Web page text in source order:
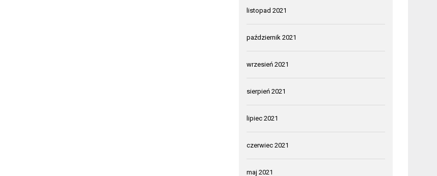
listopad 2021
październik 2021
wrzesień 2021
sierpień 2021
lipiec 2021
czerwiec 2021
maj 2021